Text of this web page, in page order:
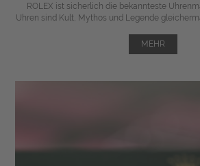
ROLEX ist sicherlich die bekannteste
Uhren sind Kult, Mythos und Legende
MEHR